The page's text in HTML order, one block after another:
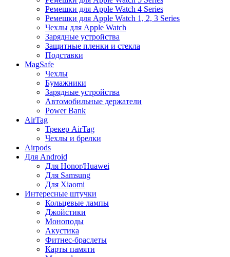
Ремешки для Apple Watch 4 Series
Ремешки для Apple Watch 1, 2, 3 Series
Чехлы для Apple Watch
Зарядные устройства
Защитные пленки и стекла
Подставки
MagSafe
Чехлы
Бумажники
Зарядные устройства
Автомобильные держатели
Power Bank
AirTag
Трекер AirTag
Чехлы и брелки
Airpods
Для Android
Для Honor/Huawei
Для Samsung
Для Xiaomi
Интересные штучки
Кольцевые лампы
Джойстики
Моноподы
Акустика
Фитнес-браслеты
Карты памяти